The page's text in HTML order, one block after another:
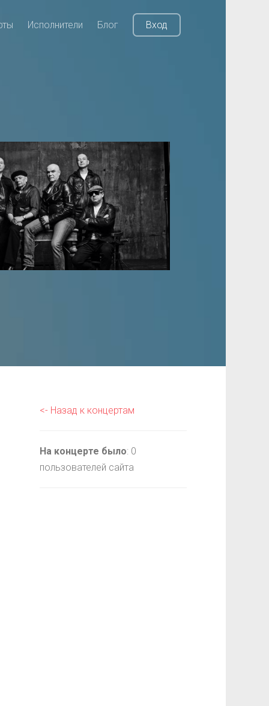
Исполнители Блог Вход
<- Назад к концертам
На концерте было: 0
пользователей сайта